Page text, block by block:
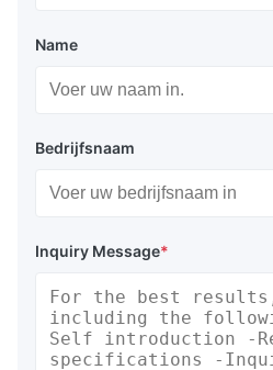
Name
Bedrijfsnaam
Inquiry Message*